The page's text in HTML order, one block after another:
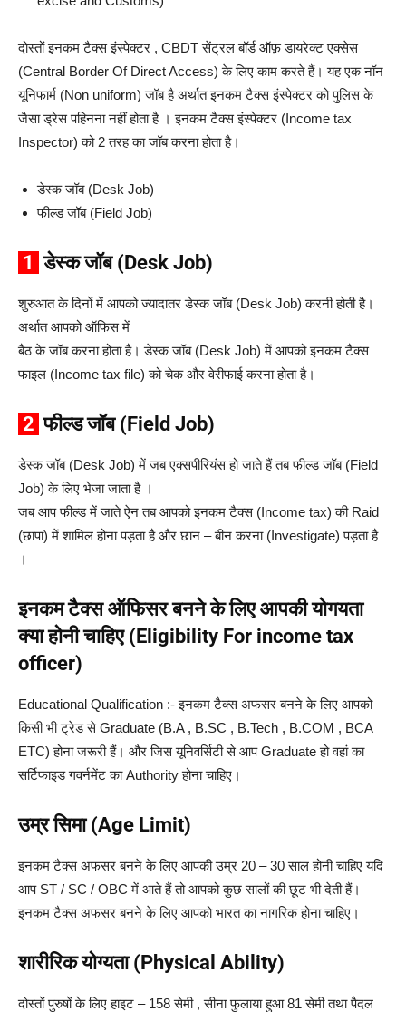
दोस्तों इनकम टैक्स इंस्पेक्टर , CBDT सेंट्रल बॉर्ड ऑफ़ डायरेक्ट एक्सेस
(Central Border Of Direct Access) के लिए काम करते हैं। यह एक नॉन
यूनिफार्म (Non uniform) जॉब है अर्थात इनकम टैक्स इंस्पेक्टर को पुलिस के
जैसा ड्रेस पहिनना नहीं होता है । इनकम टैक्स इंस्पेक्टर (Income tax
Inspector) को 2 तरह का जॉब करना होता है।
डेस्क जॉब (Desk Job)
फील्ड जॉब (Field Job)
1 डेस्क जॉब (Desk Job)
शुरुआत के दिनों में आपको ज्यादातर डेस्क जॉब (Desk Job) करनी होती है।
अर्थात आपको ऑफिस में
बैठ के जॉब करना होता है। डेस्क जॉब (Desk Job) में आपको इनकम टैक्स
फाइल (Income tax file) को चेक और वेरीफाई करना होता है।
2 फील्ड जॉब (Field Job)
डेस्क जॉब (Desk Job) में जब एक्सपीरियंस हो जाते हैं तब फील्ड जॉब (Field
Job) के लिए भेजा जाता है ।
जब आप फील्ड में जाते ऐन तब आपको इनकम टैक्स (Income tax) की Raid
(छापा) में शामिल होना पड़ता है और छान – बीन करना (Investigate) पड़ता है
।
इनकम टैक्स ऑफिसर बनने के लिए आपकी योगयता
क्या होनी चाहिए (Eligibility For income tax
officer)
Educational Qualification :- इनकम टैक्स अफसर बनने के लिए आपको
किसी भी ट्रेड से Graduate (B.A , B.SC , B.Tech , B.COM , BCA
ETC) होना जरूरी हैं। और जिस यूनिवर्सिटी से आप Graduate हो वहां का
सर्टिफाइड गवर्नमेंट का Authority होना चाहिए।
उम्र सिमा (Age Limit)
इनकम टैक्स अफसर बनने के लिए आपकी उम्र 20 – 30 साल होनी चाहिए यदि
आप ST / SC / OBC में आते हैं तो आपको कुछ सालों की छूट भी देती हैं।
इनकम टैक्स अफसर बनने के लिए आपको भारत का नागरिक होना चाहिए।
शारीरिक योग्यता (Physical Ability)
दोस्तों पुरुषों के लिए हाइट – 158 सेमी , सीना फुलाया हुआ 81 सेमी तथा पैदल